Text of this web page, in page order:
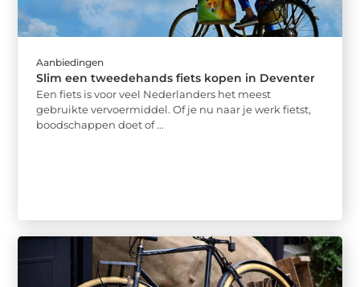
Aanbiedingen
Slim een tweedehands fiets kopen in Deventer
Een fiets is voor veel Nederlanders het meest
gebruikte vervoermiddel. Of je nu naar je werk fietst,
boodschappen doet of ...